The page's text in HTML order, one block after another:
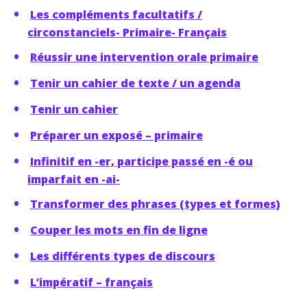
Les compléments facultatifs /
circonstanciels- Primaire- Français
Réussir une intervention orale primaire
Tenir un cahier de texte / un agenda
Tenir un cahier
Préparer un exposé – primaire
Infinitif en -er, participe passé en -é ou
imparfait en -ai-
Transformer des phrases (types et formes)
Couper les mots en fin de ligne
Les différents types de discours
L’impératif – français